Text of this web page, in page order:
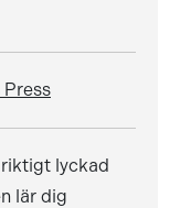
lyckad
lär dig